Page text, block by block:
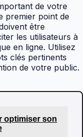
de votre
premier point de
être
les utilisateurs à
en ligne. Utilisez
clés pertinents
de votre public.
optimiser son